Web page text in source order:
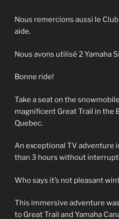
Nous remercions aussi le
aide.
Nous avons utilisé 2 Yamaha
Bonne ride!
Take a seat on the
magnificent Great Trail in the
Quebec.
An exceptional TV adventure
than 3 hours without
Who says it’s not pleasant
This immersive adventure
to Great Trail and Yamaha